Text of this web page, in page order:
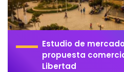
Estudio de
propuesta
Libertad